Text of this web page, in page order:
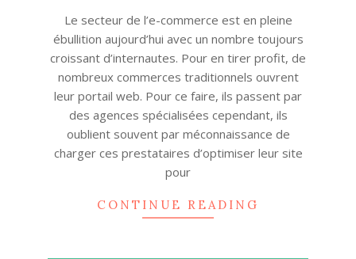
Le secteur de l’e-commerce est en pleine
ébullition aujourd’hui avec un nombre toujours
croissant d’internautes. Pour en tirer profit, de
nombreux commerces traditionnels ouvrent
leur portail web. Pour ce faire, ils passent par
des agences spécialisées cependant, ils
oublient souvent par méconnaissance de
charger ces prestataires d’optimiser leur site
pour
CONTINUE READING